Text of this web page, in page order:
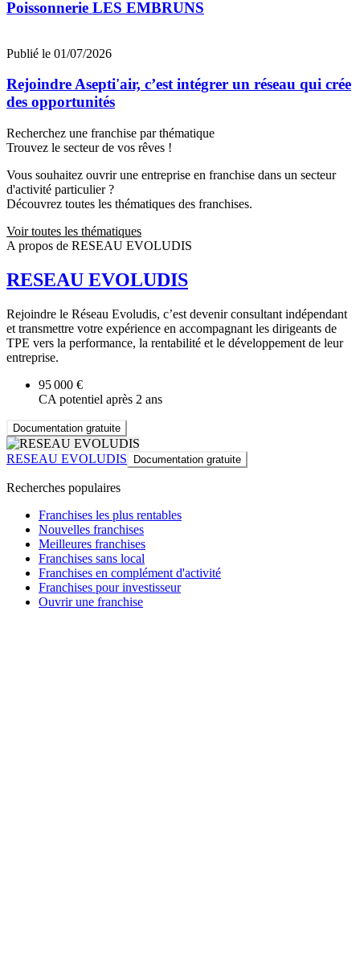
Poissonnerie LES EMBRUNS
Publié le 01/07/2026
Rejoindre Asepti'air, c’est intégrer un réseau qui crée
des opportunités
Recherchez une franchise par thématique
Trouvez le secteur de vos rêves !
Vous souhaitez ouvrir une entreprise en franchise dans un secteur
d'activité particulier ?
Découvrez toutes les thématiques des franchises.
Voir toutes les thématiques
A propos de RESEAU EVOLUDIS
RESEAU EVOLUDIS
Rejoindre le Réseau Evoludis, c’est devenir consultant indépendant
et transmettre votre expérience en accompagnant les dirigeants de
TPE vers la performance, la rentabilité et le développement de leur
entreprise.
95 000 €
CA potentiel après 2 ans
Documentation gratuite
RESEAU EVOLUDIS Documentation gratuite
Recherches populaires
Franchises les plus rentables
Nouvelles franchises
Meilleures franchises
Franchises sans local
Franchises en complément d'activité
Franchises pour investisseur
Ouvrir une franchise